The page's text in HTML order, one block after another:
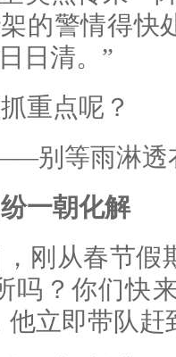
的警情得快
日清。”
重点呢？
别等雨淋透
一朝化解
刚从春节假
吗？你们快
他立即带队赶